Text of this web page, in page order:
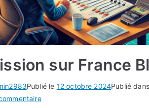
sur France
Publié le 12 octobre 2024Publié dans
sur